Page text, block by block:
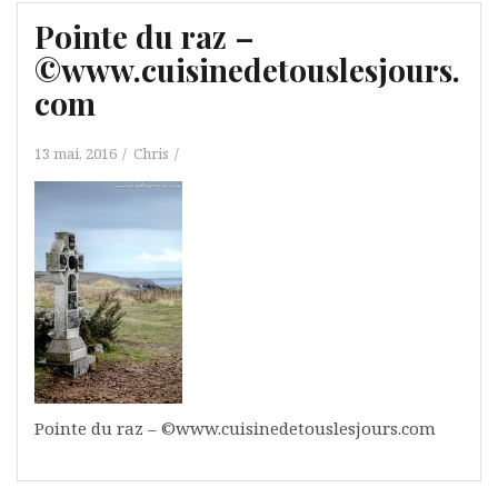
Pointe du raz –
©www.cuisinedetouslesjours.
com
13 mai, 2016 Chris
Pointe du raz – ©www.cuisinedetouslesjours.com